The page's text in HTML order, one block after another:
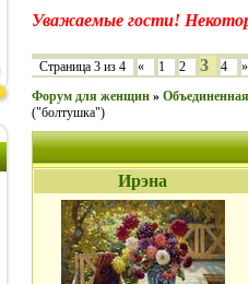
Уважаемые гости!
Страница 3 из 4 « 1 2 3 4
»
Форум для женщин »
("болтушка")
Ирэна